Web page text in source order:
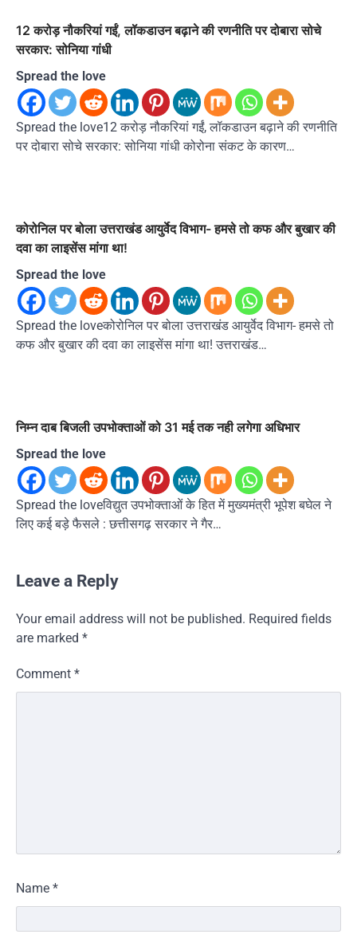
12 करोड़ नौकरियां गईं, लॉकडाउन बढ़ाने की रणनीति पर दोबारा सोचे
सरकार: सोनिया गांधी
Spread the love
Spread the love12 करोड़ नौकरियां गईं, लॉकडाउन बढ़ाने की रणनीति
पर दोबारा सोचे सरकार: सोनिया गांधी कोरोना संकट के कारण…
कोरोनिल पर बोला उत्तराखंड आयुर्वेद विभाग- हमसे तो कफ और बुखार की
दवा का लाइसेंस मांगा था!
Spread the love
Spread the loveकोरोनिल पर बोला उत्तराखंड आयुर्वेद विभाग- हमसे तो
कफ और बुखार की दवा का लाइसेंस मांगा था! उत्तराखंड…
निम्न दाब बिजली उपभोक्ताओं को 31 मई तक नही लगेगा अधिभार
Spread the love
Spread the loveविद्युत उपभोक्ताओं के हित में मुख्यमंत्री भूपेश बघेल ने
लिए कई बड़े फैसले : छत्तीसगढ़ सरकार ने गैर…
Leave a Reply
Your email address will not be published. Required fields
are marked *
Comment *
Name *